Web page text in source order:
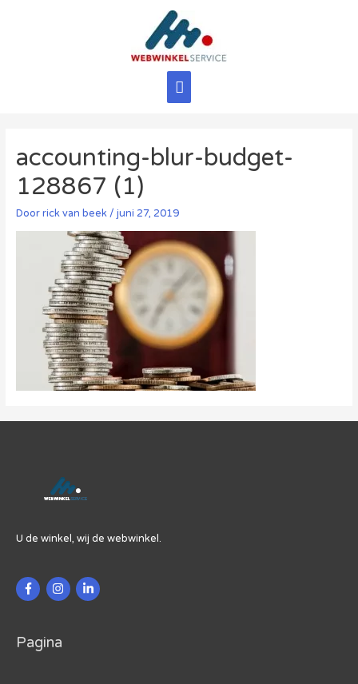
Hoofdmenu
accounting-blur-budget-
128867 (1)
Doorrick van beek/ juni 27, 2019
U de winkel, wij de webwinkel.
Pagina